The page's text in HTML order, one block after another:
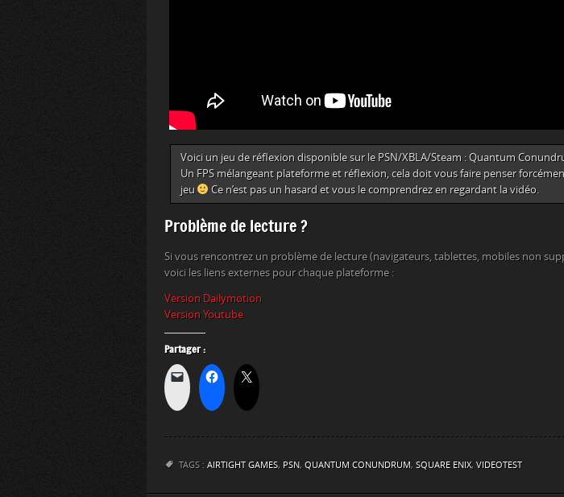
Voici un jeu de réflexion disponible sur le PSN/XBLA/Steam : Quantum
Un FPS mélangeant plateforme et réflexion, cela doit vous faire penser
jeu
Ce n’est pas un hasard et vous le comprendrez en regardant la vidéo.
Problème de lecture ?
Si vous rencontrez un problème de lecture (navigateurs, tablettes, mobiles non
voici les liens externes pour chaque plateforme :
Version Dailymotion
Version Youtube
Partager :
TAGS : AIRTIGHT GAMES, PSN, QUANTUM CONUNDRUM, SQUARE ENIX, VIDEOTEST